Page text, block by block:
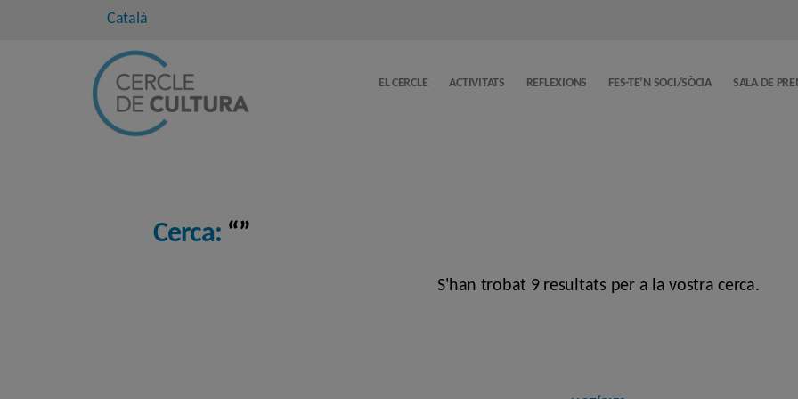
Català
EL CERCLE ACTIVITATS REFLEXIONS FES-TE’N SOCI/SÒCIA SALA DE
Cerca: “”
S'han trobat 9 resultats per a la vostra cerca.